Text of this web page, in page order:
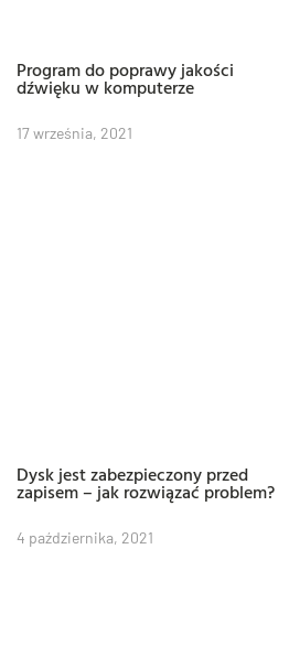
Program do poprawy jakości
dźwięku w komputerze
17 września, 2021
Dysk jest zabezpieczony przed
zapisem – jak rozwiązać problem?
4 października, 2021